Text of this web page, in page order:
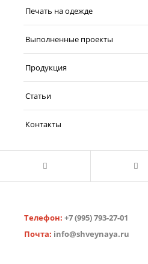
Печать на одежде
Выполненные проекты
Продукция
Статьи
Контакты
Телефон: +7 (995) 793-27-01
Почта: info@shveynaya.ru